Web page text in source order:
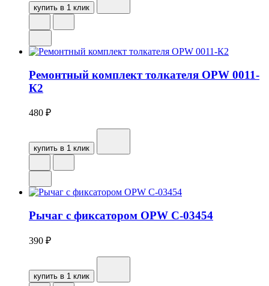
купить в 1 клик
Ремонтный комплект толкателя OPW 0011-
К2
480 ₽
купить в 1 клик
Рычаг с фиксатором OPW C-03454
390 ₽
купить в 1 клик